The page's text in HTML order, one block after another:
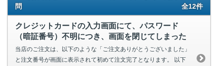
問
全12件
クレジットカードの入力画面にて、パスワード
（暗証番号）不明につき、画面を閉じてしまった
当店のご注文は、以下のような「ご注文ありがとうございました」
と注文番号が画面に表示されて初めて注文完了となります。 以下